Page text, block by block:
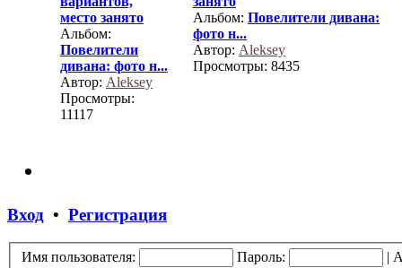
место занято
Альбом:
Повелители
дивана: фото н...
Автор: Aleksey
Просмотры:
11117
Альбом: Повелители дивана:
фото н...
Автор: Aleksey
Просмотры: 8435
Вход • Регистрация
Имя пользователя: Пароль: |